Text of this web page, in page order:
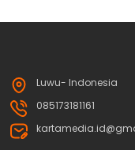
Luwu- Indonesia
085173181161